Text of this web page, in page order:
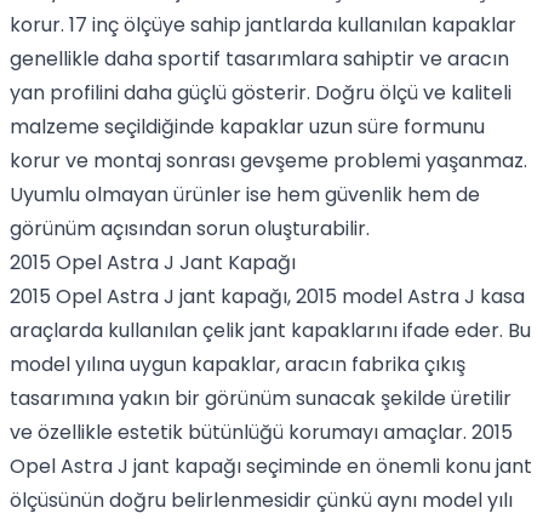
korur. 17 inç ölçüye sahip jantlarda kullanılan kapaklar
genellikle daha sportif tasarımlara sahiptir ve aracın
yan profilini daha güçlü gösterir. Doğru ölçü ve kaliteli
malzeme seçildiğinde kapaklar uzun süre formunu
korur ve montaj sonrası gevşeme problemi yaşanmaz.
Uyumlu olmayan ürünler ise hem güvenlik hem de
görünüm açısından sorun oluşturabilir.
2015 Opel Astra J Jant Kapağı
2015 Opel Astra J jant kapağı, 2015 model Astra J kasa
araçlarda kullanılan çelik jant kapaklarını ifade eder. Bu
model yılına uygun kapaklar, aracın fabrika çıkış
tasarımına yakın bir görünüm sunacak şekilde üretilir
ve özellikle estetik bütünlüğü korumayı amaçlar. 2015
Opel Astra J jant kapağı seçiminde en önemli konu jant
ölçüsünün doğru belirlenmesidir çünkü aynı model yılı